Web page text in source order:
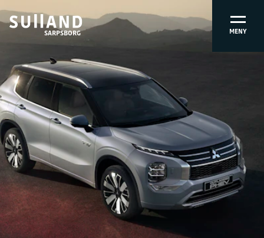
SARPSBORG MENY